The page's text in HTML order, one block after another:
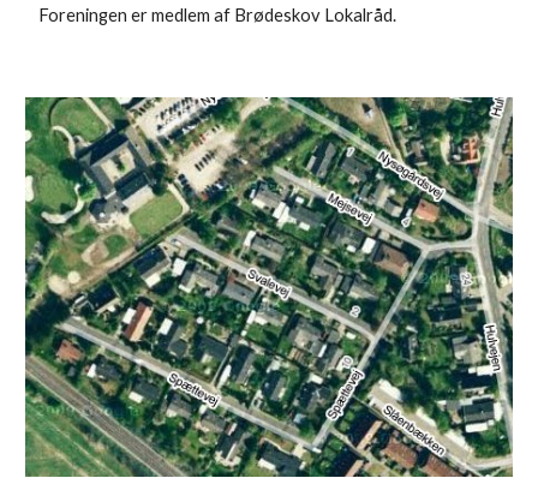
Foreningen er medlem af Brødeskov Lokalråd.